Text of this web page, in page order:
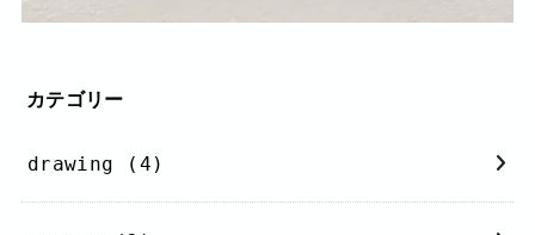
カテゴリー
drawing (4)